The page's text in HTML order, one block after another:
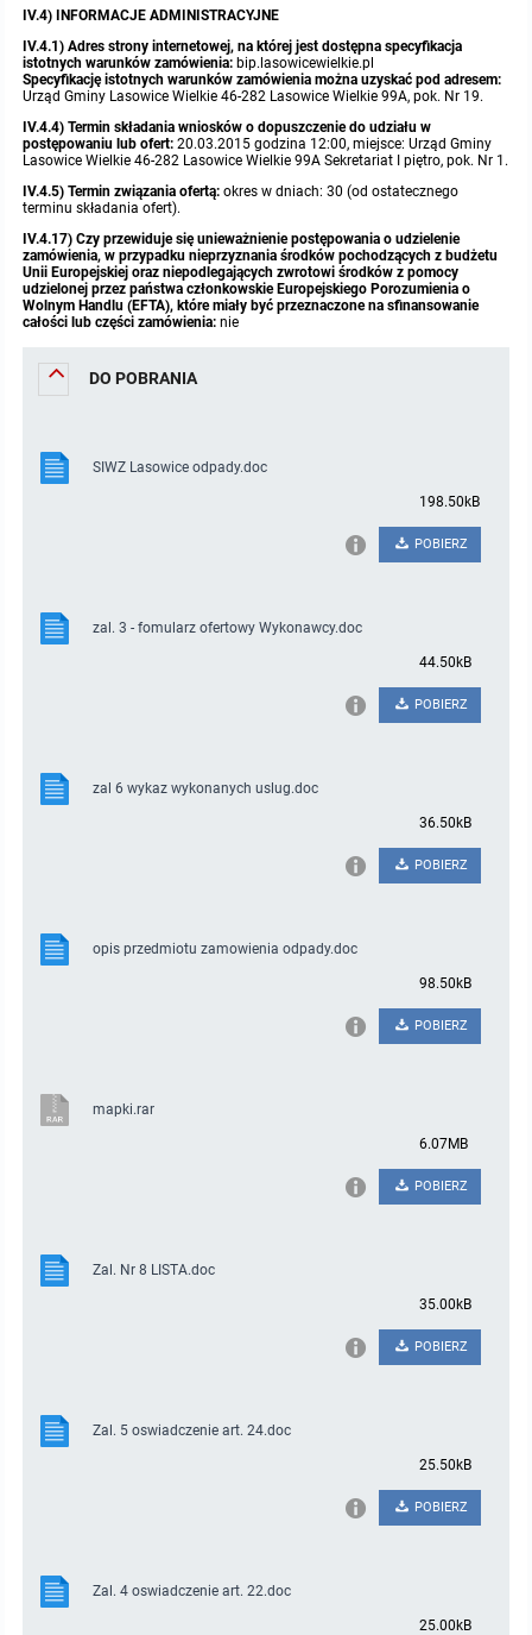
IV.4) INFORMACJE ADMINISTRACYJNE
IV.4.1) Adres strony internetowej, na której jest dostępna specyfikacja
istotnych warunków zamówienia: bip.lasowicewielkie.pl
Specyfikację istotnych warunków zamówienia można uzyskać pod adresem:
Urząd Gminy Lasowice Wielkie 46-282 Lasowice Wielkie 99A, pok. Nr 19.
IV.4.4) Termin składania wniosków o dopuszczenie do udziału w
postępowaniu lub ofert: 20.03.2015 godzina 12:00, miejsce: Urząd Gminy
Lasowice Wielkie 46-282 Lasowice Wielkie 99A Sekretariat I piętro, pok. Nr 1.
IV.4.5) Termin związania ofertą: okres w dniach: 30 (od ostatecznego
terminu składania ofert).
IV.4.17) Czy przewiduje się unieważnienie postępowania o udzielenie
zamówienia, w przypadku nieprzyznania środków pochodzących z budżetu
Unii Europejskiej oraz niepodlegających zwrotowi środków z pomocy
udzielonej przez państwa członkowskie Europejskiego Porozumienia o
Wolnym Handlu (EFTA), które miały być przeznaczone na sfinansowanie
całości lub części zamówienia:nie
DO POBRANIA
SIWZ Lasowice odpady.doc
198.50kB
POBIERZ
zal. 3 - fomularz ofertowy Wykonawcy.doc
44.50kB
POBIERZ
zal 6 wykaz wykonanych uslug.doc
36.50kB
POBIERZ
opis przedmiotu zamowienia odpady.doc
98.50kB
POBIERZ
mapki.rar
6.07MB
POBIERZ
Zal. Nr 8 LISTA.doc
35.00kB
POBIERZ
Zal. 5 oswiadczenie art. 24.doc
25.50kB
POBIERZ
Zal. 4 oswiadczenie art. 22.doc
25.00kB